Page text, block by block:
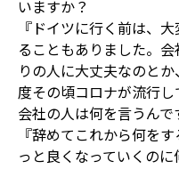
いますか？
『ドイツに行く前は、
ることもありました。
りの人に大丈夫なのと
度その頃コロナが流行し
会社の人は何を言うんで
『辞めてこれから何を
っと良くなっていくの